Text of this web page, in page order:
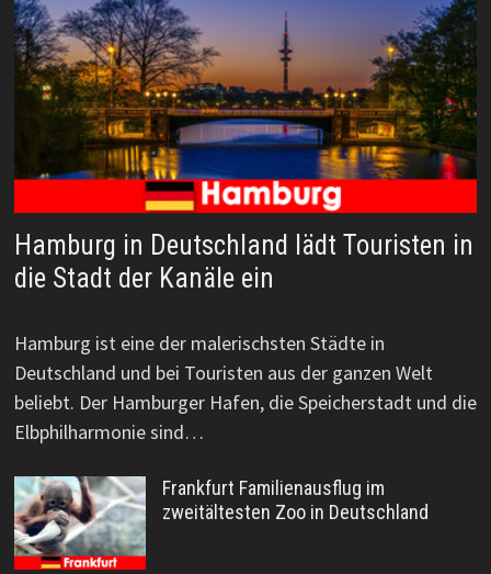
Hamburg in Deutschland lädt Touristen in
die Stadt der Kanäle ein
Hamburg ist eine der malerischsten Städte in
Deutschland und bei Touristen aus der ganzen Welt
beliebt. Der Hamburger Hafen, die Speicherstadt und die
Elbphilharmonie sind…
Frankfurt Familienausflug im
zweitältesten Zoo in Deutschland